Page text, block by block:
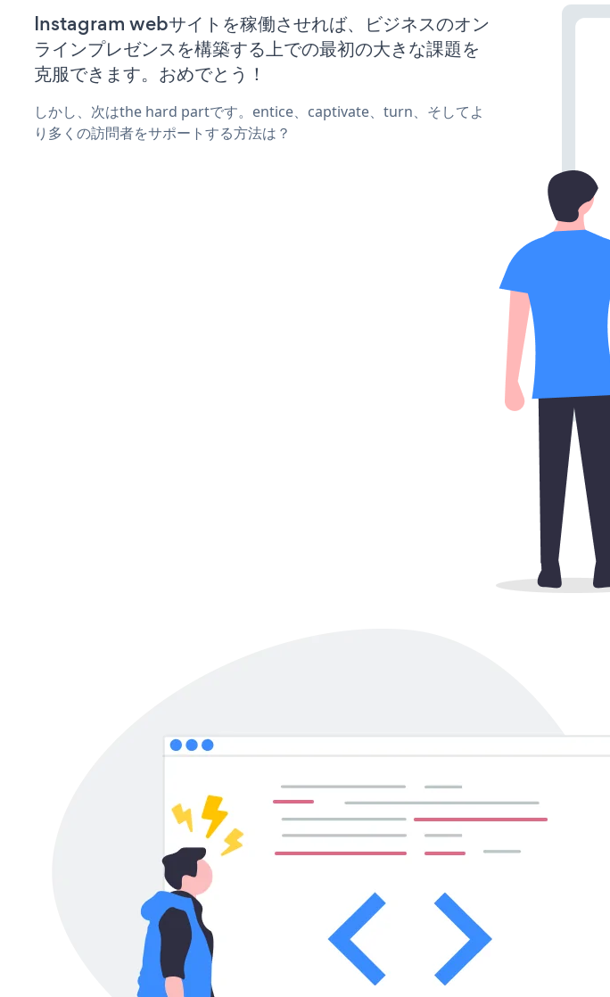
Instagram webサイトを稼働させれば、ビジネスのオン
ラインプレゼンスを構築する上での最初の大きな課題を
克服できます。おめでとう！
しかし、次はthe hard partです。entice、captivate、turn、そしてよ
り多くの訪問者をサポートする方法は？